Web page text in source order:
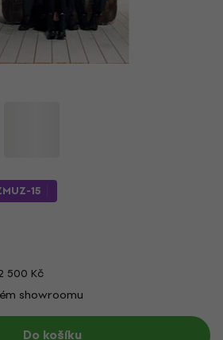
15
500 Kč
showroomu
Do košíku